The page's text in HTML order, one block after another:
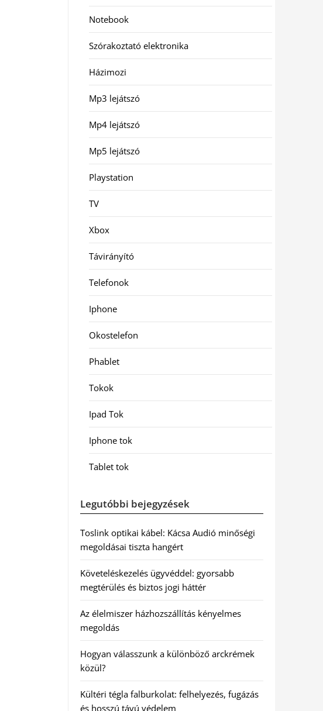
Notebook
Szórakoztató elektronika
Házimozi
Mp3 lejátszó
Mp4 lejátszó
Mp5 lejátszó
Playstation
TV
Xbox
Távirányító
Telefonok
Iphone
Okostelefon
Phablet
Tokok
Ipad Tok
Iphone tok
Tablet tok
Legutóbbi bejegyzések
Toslink optikai kábel: Kácsa Audió minőségi
megoldásai tiszta hangért
Követeléskezelés ügyvéddel: gyorsabb
megtérülés és biztos jogi háttér
Az élelmiszer házhozszállítás kényelmes
megoldás
Hogyan válasszunk a különböző arckrémek
közül?
Kültéri tégla falburkolat: felhelyezés, fugázás
és hosszú távú védelem